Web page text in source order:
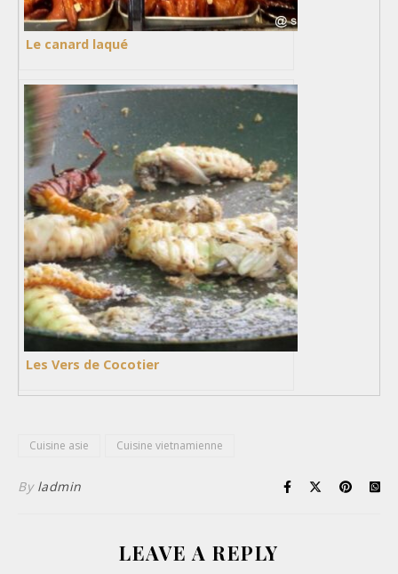
Le canard laqué
Les Vers de Cocotier
Cuisine asie Cuisine vietnamienne
By ladmin
LEAVE A REPLY